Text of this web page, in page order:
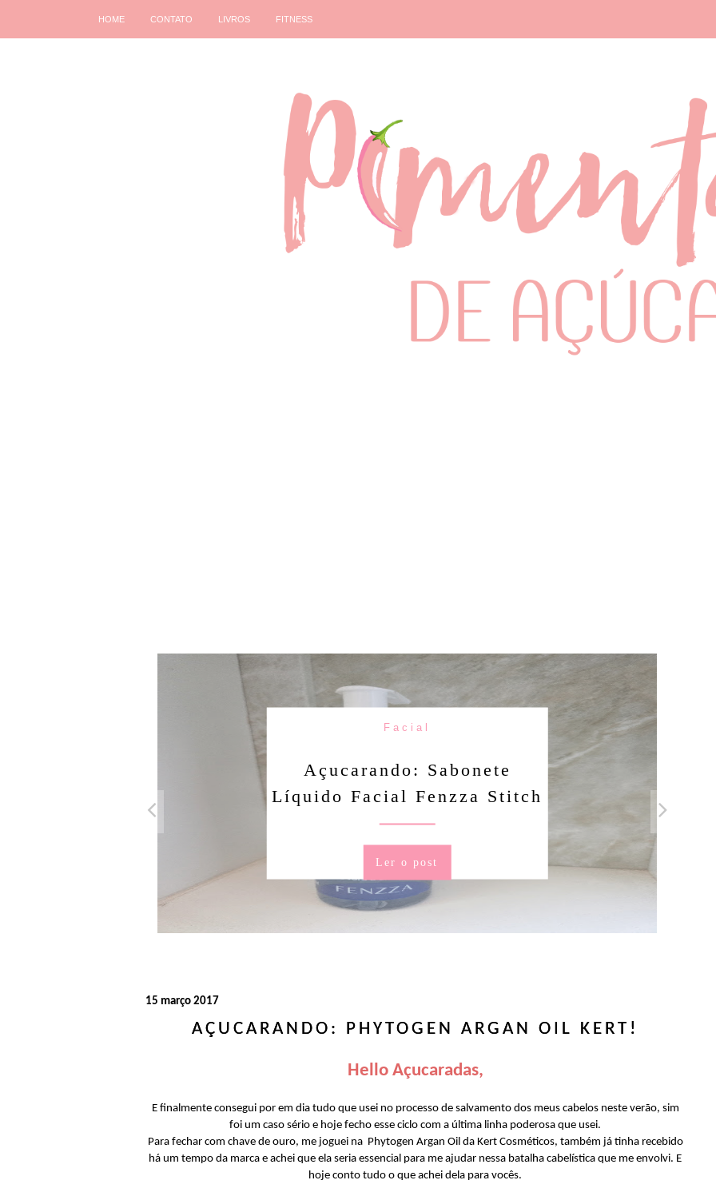
HOME CONTATO LIVROS FITNESS
Facial
Açucarando: Sabonete
Líquido Facial Fenzza Stitch
Ler o post
15 março 2017
AÇUCARANDO: PHYTOGEN ARGAN OIL KERT!
Hello Açucaradas,
E finalmente consegui por em dia tudo que usei no processo de salvamento dos meus cabelos neste verão, sim
foi um caso sério e hoje fecho esse ciclo com a última linha poderosa que usei.
Para fechar com chave de ouro, me joguei na Phytogen Argan Oil da Kert Cosméticos, também já tinha recebido
há um tempo da marca e achei que ela seria essencial para me ajudar nessa batalha cabelística que me envolvi. E
hoje conto tudo o que achei dela para vocês.